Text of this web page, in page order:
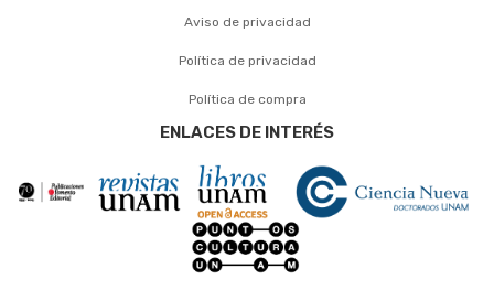
Aviso de privacidad
Política de privacidad
Política de compra
ENLACES DE INTERÉS